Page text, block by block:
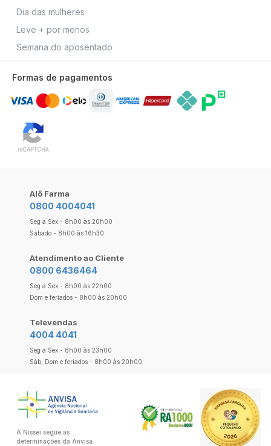
Dia das mulheres
Leve + por menos
Semana do aposentado
Formas de pagamentos
Alô Farma
0800 4004041
Seg a Sex - 8h00 às 20h00
Sábado - 8h00 às 16h30
Atendimento ao Cliente
0800 6436464
Seg a Sex - 8h00 às 22h00
Dom e feriados - 8h00 às 20h00
Televendas
4004 4041
Seg a Sex - 8h00 às 23h00
Sáb, Dom e feriados - 8h00 às 20h00
A Nissei segue as
determinações da Anvisa.